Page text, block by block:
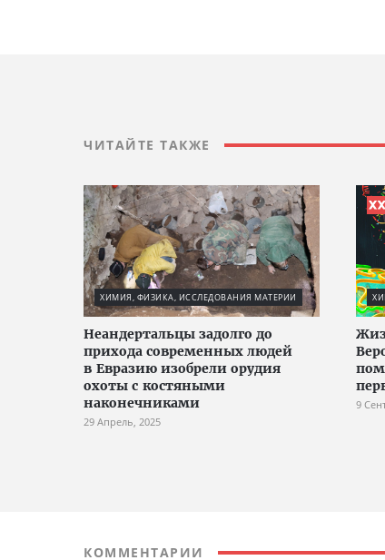
ЧИТАЙТЕ ТАКЖЕ
ХИМИЯ, ФИЗИКА, ИССЛЕДОВАНИЯ МАТЕРИИ
Неандертальцы задолго до
прихода современных людей
в Евразию изобрели орудия
охоты с костяными
наконечниками
29 Апрель, 2025
9
КОММЕНТАРИИ